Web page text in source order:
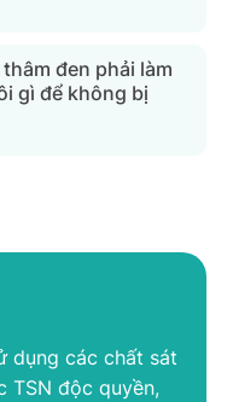
đen phải làm
gì để không bị
dụng các chất sát
TSN độc quyền,